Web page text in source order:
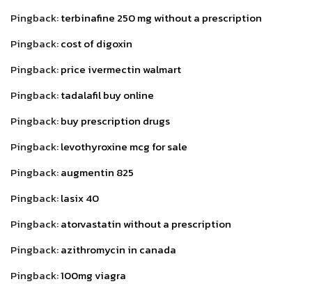
Pingback:terbinafine 250 mg without a prescription
Pingback:cost of digoxin
Pingback:price ivermectin walmart
Pingback:tadalafil buy online
Pingback:buy prescription drugs
Pingback:levothyroxine mcg for sale
Pingback:augmentin 825
Pingback:lasix 40
Pingback:atorvastatin without a prescription
Pingback:azithromycin in canada
Pingback:100mg viagra